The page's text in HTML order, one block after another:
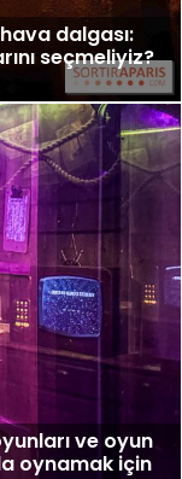
dalgası:
seçmeliyiz?
ve oyun
oynamak için